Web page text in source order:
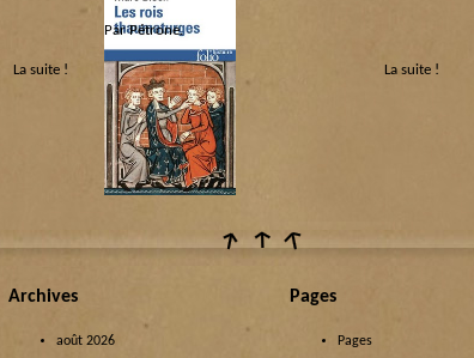
La suite !
Par Pétrone.
Catégorie :
Cogito|Libri|Pédago
La suite !
Archives
août 2026
Pages
Pages